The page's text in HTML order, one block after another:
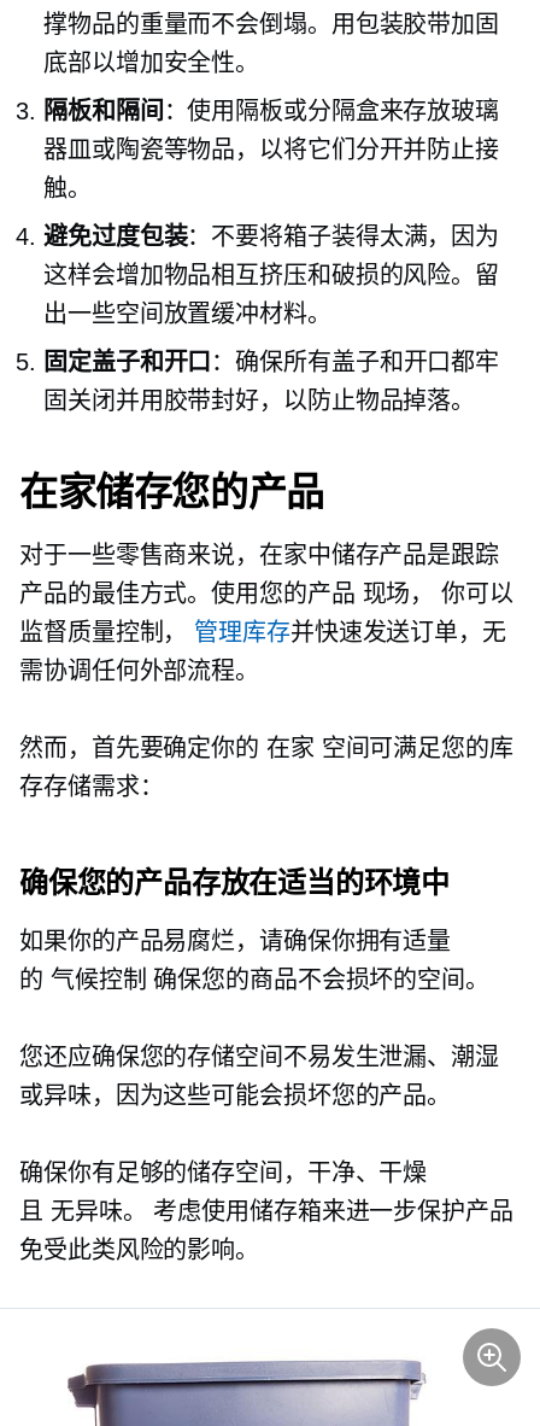
撑物品的重量而不会倒塌。用包装胶带加固
底部以增加安全性。
隔板和隔间 ：使用隔板或分隔盒来存放玻璃
器皿或陶瓷等物品，以将它们分开并防止接
触。
避免过度包装：不要将箱子装得太满，因为
这样会增加物品相互挤压和破损的风险。留
出一些空间放置缓冲材料。
固定盖子和开口 ：确保所有盖子和开口都牢
固关闭并用胶带封好，以防止物品掉落。
在家储存您的产品
对于一些零售商来说，在家中储存产品是跟踪
产品的最佳方式。使用您的产品 现场，
你可以
监督质量控制， 管理库存并快速发送订单，无
需协调任何外部流程。
然而，首先要确定你的 在家 空间可满足您的库
存存储需求：
确保您的产品存放在适当的环境中
如果你的产品易腐烂，请确保你拥有适量
的 气候控制 确保您的商品不会损坏的空间。
您还应确保您的存储空间不易发生泄漏、潮湿
或异味，因为这些可能会损坏您的产品。
确保你有足够的储存空间，干净、干燥
且 无异味。
考虑使用储存箱来进一步保护产品
免受此类风险的影响。